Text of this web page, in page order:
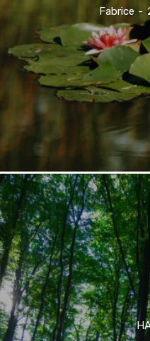
Fabrice -